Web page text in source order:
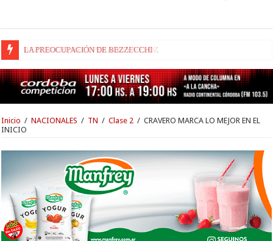
BEZZECCHI, RECUPERADO Y VELOZ
Inicio / NACIONALES / TN / Clase 2 / CRAVERO MARCA LO MEJOR EN EL
INICIO